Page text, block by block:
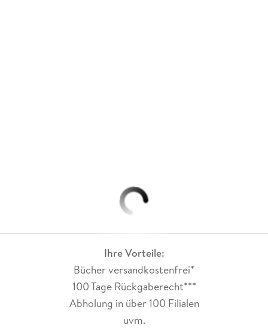
Ihre Vorteile:
Bücher versandkostenfrei*
100 Tage Rückgaberecht***
Abholung in über 100 Filialen
uvm.